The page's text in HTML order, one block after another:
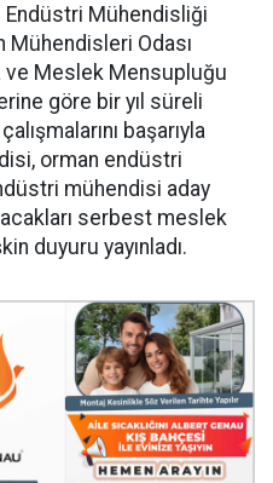
Mühendisliği
Mühendisleri Odası
ve Meslek Mensupluğu
göre bir yıl süreli
başarıyla
orman endüstri
mühendisi aday
serbest meslek
duyuru yayınladı.